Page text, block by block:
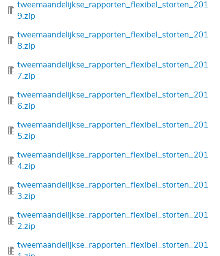
Bestand
tweemaandelijkse_rapporten_flexibel_storten_201
9.zip
Bestand
tweemaandelijkse_rapporten_flexibel_storten_201
8.zip
Bestand
tweemaandelijkse_rapporten_flexibel_storten_201
7.zip
Bestand
tweemaandelijkse_rapporten_flexibel_storten_201
6.zip
Bestand
tweemaandelijkse_rapporten_flexibel_storten_201
5.zip
Bestand
tweemaandelijkse_rapporten_flexibel_storten_201
4.zip
Bestand
tweemaandelijkse_rapporten_flexibel_storten_201
3.zip
Bestand
tweemaandelijkse_rapporten_flexibel_storten_201
2.zip
Bestand
tweemaandelijkse_rapporten_flexibel_storten_201